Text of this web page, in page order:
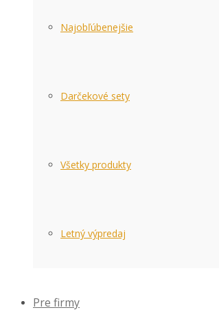
Najobľúbenejšie
Darčekové sety
Všetky produkty
Letný výpredaj
Pre firmy